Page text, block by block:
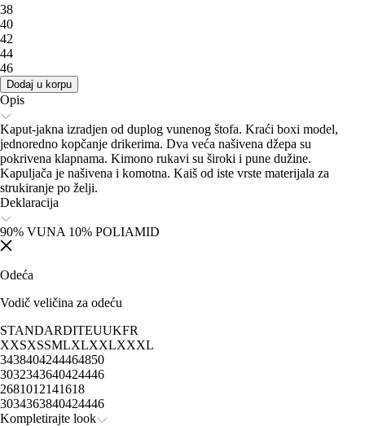
38
40
42
44
46
Dodaj u korpu
Opis
Kaput-jakna izradjen od duplog vunenog štofa. Kraći boxi model,
jednoredno kopčanje drikerima. Dva veća našivena džepa su
pokrivena klapnama. Kimono rukavi su široki i pune dužine.
Kapuljača je našivena i komotna. Kaiš od iste vrste materijala za
strukiranje po želji.
Deklaracija
90% VUNA 10% POLIAMID
Odeća
Vodič veličina za odeću
STANDARDITEUUKFR
XXSXSSMLXLXXLXXXL
3438404244464850
3032343640424446
2681012141618
3034363840424446
Kompletirajte look